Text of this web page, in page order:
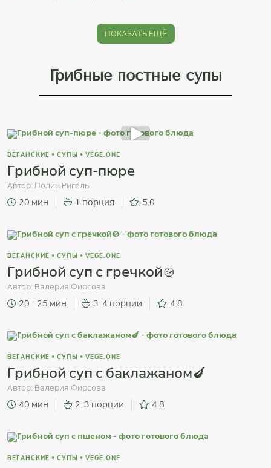
ПОКАЗАТЬ ЕЩЁ
Грибные постные супы
ВЕГАНСКИЕ • СУПЫ • VEGE.ONE
Грибной суп-пюре
Автор: Полин Ригель
20 мин 1 порция 5.0
ВЕГАНСКИЕ • СУПЫ • VEGE.ONE
Грибной суп с гречкой🍲
Автор: Валерия Фирсова
20 - 25 мин 3-4 порции 4.8
ВЕГАНСКИЕ • СУПЫ • VEGE.ONE
Грибной суп с баклажаном🍆
Автор: Валерия Фирсова
40 мин 2-3 порции 4.8
ВЕГАНСКИЕ • СУПЫ • VEGE.ONE